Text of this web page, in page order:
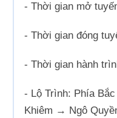
- Thời gian mở
- Thời gian đóng
- Thời gian hành
- Lộ Trình: Phía
Khiêm → Ngô